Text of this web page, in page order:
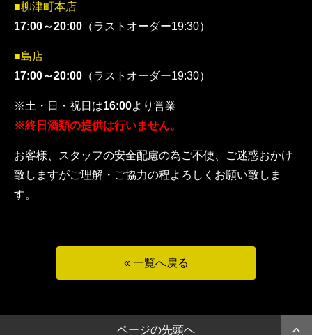
■柳津町本店
17:00～20:00 （ラストオーダー19:30）
■島店
17:00～20:00 （ラストオーダー19:30）
※土・日・祝日は16:00より営業
※終日酒類の提供は行いません。
お客様、スタッフの安全配慮の為ご不便、ご迷惑おかけ
致しますがご理解・ご協力の程よろしくお願い致しま
す。
« 一覧へ戻る
ページの先頭へ